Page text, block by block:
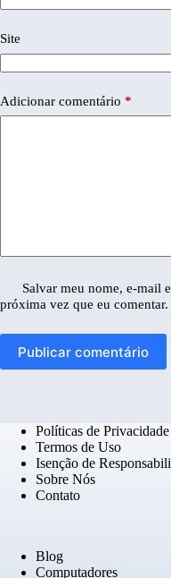
Site
Adicionar comentário *
Salvar meu nome, e-mail
próxima vez que eu comentar.
Publicar comentário
Políticas de Privacidade
Termos de Uso
Isenção de
Sobre Nós
Contato
Blog
Computadores